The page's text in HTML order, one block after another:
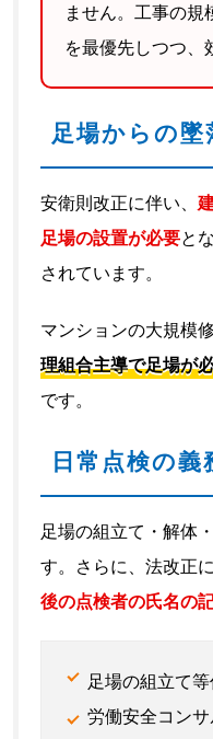
ません。工事の
を最優先しつつ、
足場からの
安衛則改正に伴い、
足場の設置が必要と
されています。
マンションの大規模
理組合主導で足場が
です。
日常点検の義
足場の組立て・解体
す。さらに、法改正に
後の点検者の氏名の
足場の組立て
労働安全コン